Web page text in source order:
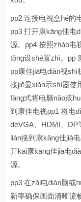
pp2 连接电视盒hé的
pp3 打开康kāng佳电
源。pp4 按照zhào电
tǒng设shè置zhì。pp
pp康佳jiā电diàn视
接jiē显xiǎn示shì器使
fāng式将电脑nǎo或
到康佳电视pp1 将电
deVGA、HDMI、DP
lián接到康kāng佳jiā
开kāi康kāng佳jiā电
源。
pp3 在zài电diàn脑或
新率确保画面清晰流